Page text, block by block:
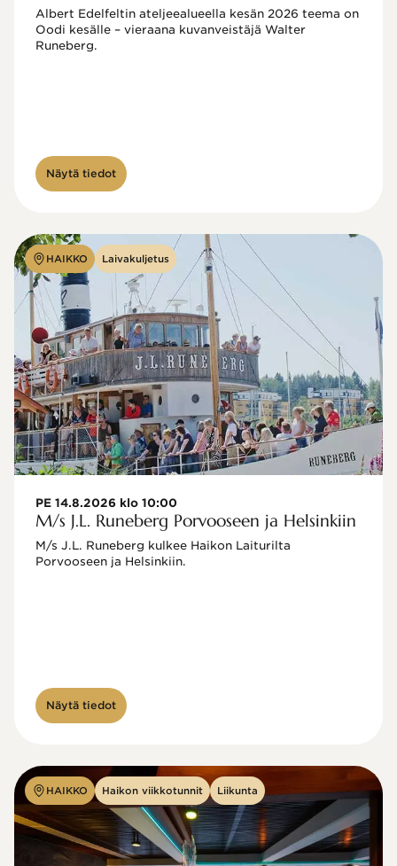
Albert Edelfeltin ateljeealueella kesän 2026 teema on
Oodi kesälle – vieraana kuvanveistäjä Walter
Näytä tiedot
HAIKKO Laivakuljetus
PE 14.8.2026 klo 10:00
M/s J.L. Runeberg Porvooseen ja Helsinkiin
M/s J.L. Runeberg kulkee Haikon Laiturilta
Porvooseen ja Helsinkiin.
Näytä tiedot
HAIKKO Haikon viikkotunnit Liikunta